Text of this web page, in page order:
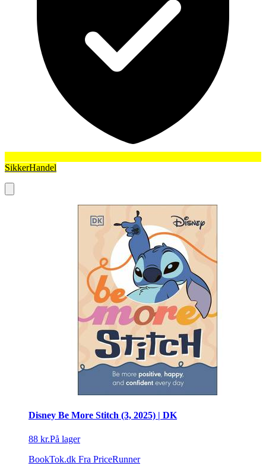
SikkerHandel
Disney Be More Stitch (3, 2025) | DK
88 kr.På lager
BookTok.dk Fra PriceRunner